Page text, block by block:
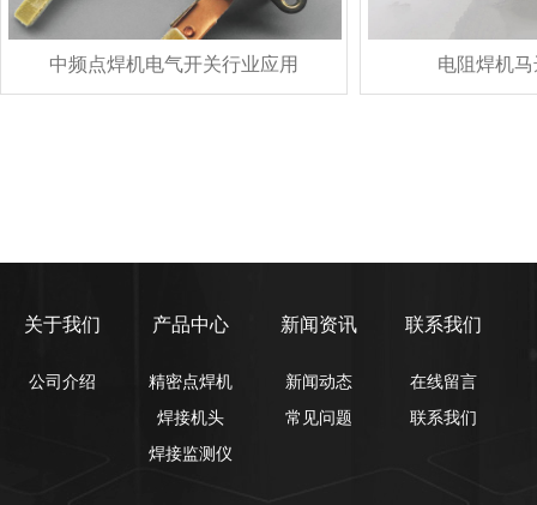
中频点焊机电气开关行业应用 电阻焊机
关于我们
公司介绍
产品中心
精密点焊机
焊接机头
焊接监测仪
新闻资讯
新闻动态
常见问题
联系我们
在线留言
联系我们